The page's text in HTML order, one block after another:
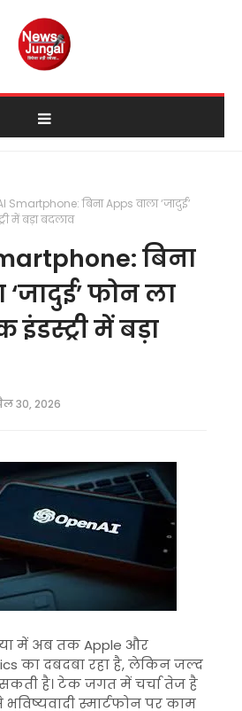
Smartphone: बिना Apps वाला ‘जादुई’
में बड़ा बदलाव
बिना
फोन ला
में बड़ा
30, 2026
में अब तकApple और
का दबदबा रहा है, लेकिन जल्द
है। टेक जगत में चर्चा तेज है
स्मार्टफोन पर काम